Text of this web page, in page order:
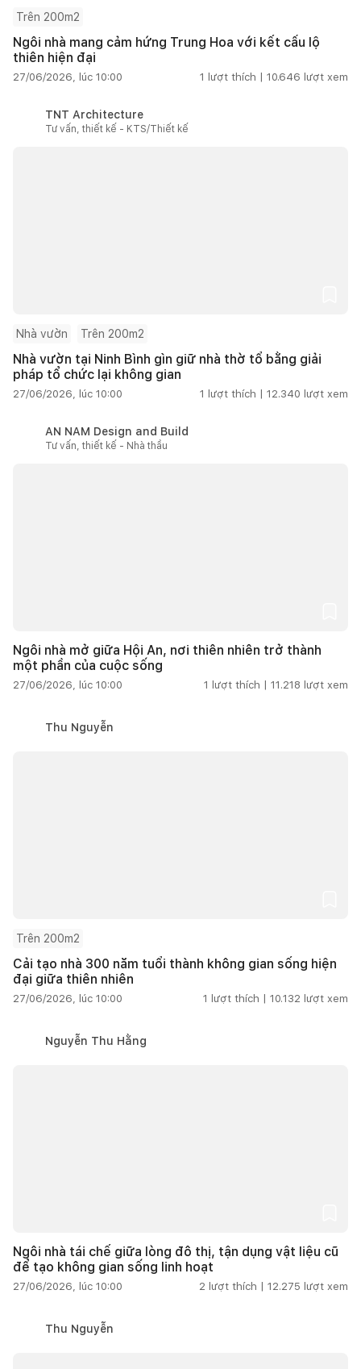
Trên 200m2
Ngôi nhà mang cảm hứng Trung Hoa với kết cấu lộ
thiên hiện đại
27/06/2026, lúc 10:00 1 lượt thích | 10.646 lượt xem
TNT Architecture
Tư vấn, thiết kế - KTS/Thiết kế
Nhà vườn Trên 200m2
Nhà vườn tại Ninh Bình gìn giữ nhà thờ tổ bằng giải
pháp tổ chức lại không gian
27/06/2026, lúc 10:00 1 lượt thích | 12.340 lượt xem
AN NAM Design and Build
Tư vấn, thiết kế - Nhà thầu
Ngôi nhà mở giữa Hội An, nơi thiên nhiên trở thành
một phần của cuộc sống
27/06/2026, lúc 10:00 1 lượt thích | 11.218 lượt xem
Thu Nguyễn
Trên 200m2
Cải tạo nhà 300 năm tuổi thành không gian sống hiện
đại giữa thiên nhiên
27/06/2026, lúc 10:00 1 lượt thích | 10.132 lượt xem
Nguyễn Thu Hằng
Ngôi nhà tái chế giữa lòng đô thị, tận dụng vật liệu cũ
để tạo không gian sống linh hoạt
27/06/2026, lúc 10:00 2 lượt thích | 12.275 lượt xem
Thu Nguyễn